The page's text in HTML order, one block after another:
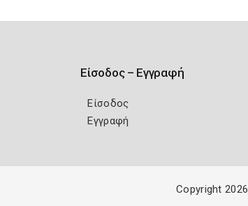
Είσοδος – Εγγραφή
Είσοδος
Εγγραφή
Copyright 2026